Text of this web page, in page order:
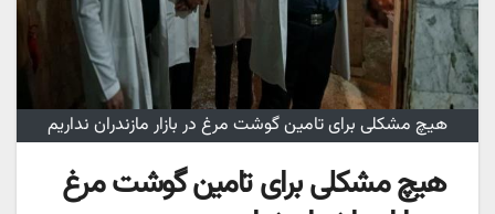
هیچ مشکلی برای تامین گوشت مرغ در بازار مازندران نداریم
هیچ مشکلی برای تامین گوشت مرغ